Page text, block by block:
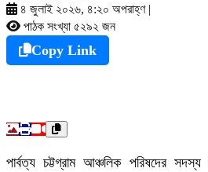
৪ জুলাই ২০২৬, ৪:২০ অপরাহ্ণ |
পাঠক সংখ্যা ৫২৯২ জন
Copy Link
পার্বত্য চট্টগ্রাম আঞ্চলিক পরিষদের